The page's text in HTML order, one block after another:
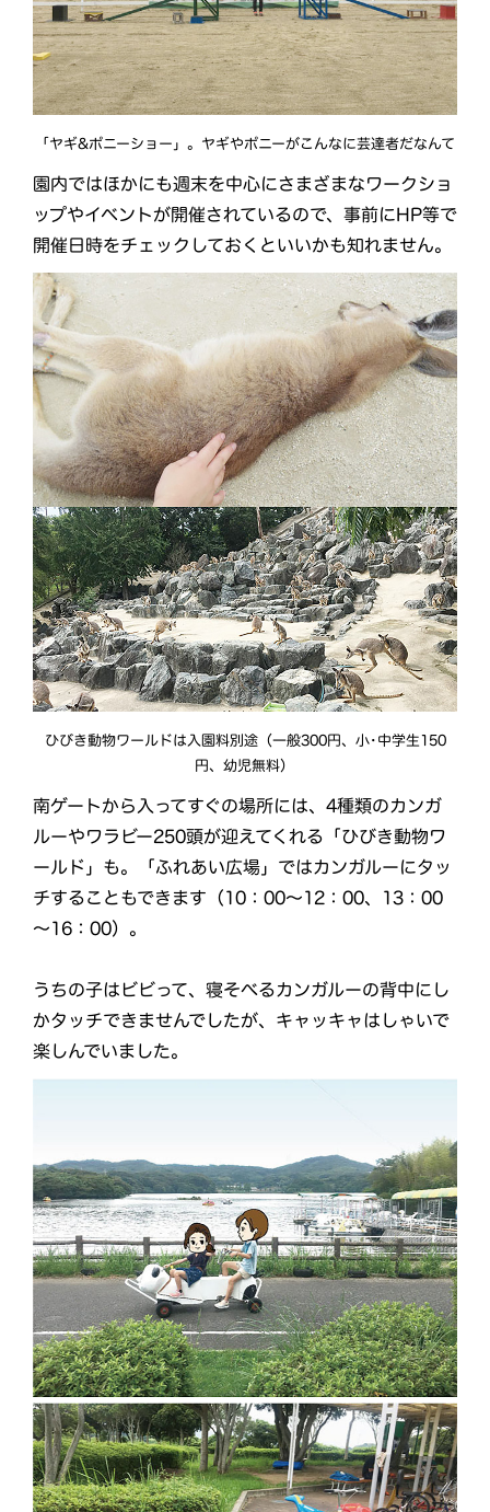
「ヤギ&ポニーショー」。ヤギやポニーがこんなに芸達者だなんて
園内ではほかにも週末を中心にさまざまなワークショ
ップやイベントが開催されているので、事前にHP等で
開催日時をチェックしておくといいかも知れません。
ひびき動物ワールドは入園料別途（一般300円、小･中学生150
円、幼児無料）
南ゲートから入ってすぐの場所には、4種類のカンガ
ルーやワラビー250頭が迎えてくれる「ひびき動物ワ
ールド」も。「ふれあい広場」ではカンガルーにタッ
チすることもできます（10：00～12：00、13：00
～16：00）。
うちの子はビビって、寝そべるカンガルーの背中にし
かタッチできませんでしたが、キャッキャはしゃいで
楽しんでいました。